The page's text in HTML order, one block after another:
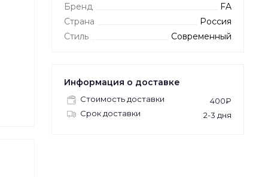
Бренд
FA
Страна
Россия
Стиль
Современный
Информация о доставке
Стоимость доставки
400₽
Срок доставки
2-3 дня